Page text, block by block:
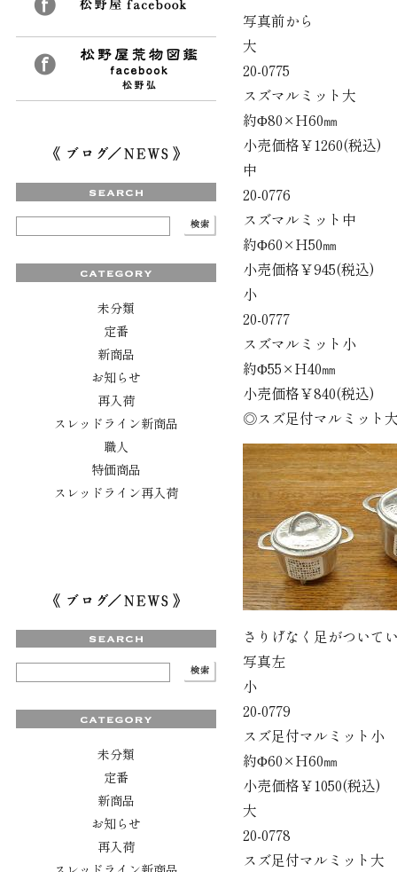
未分類
定番
新商品
お知らせ
再入荷
スレッドライン新商品
職人
特価商品
スレッドライン再入荷
未分類
定番
新商品
お知らせ
再入荷
写真前から
大
20-0775
スズマルミット大
約Φ80×H60㎜
小売価格￥1260(税込)
中
20-0776
スズマルミット中
約Φ60×H50㎜
小売価格￥945(税込)
小
20-0777
スズマルミット小
約Φ55×H40㎜
小売価格￥840(税込)
◎スズ足付マルミット
さりげなく足がついて
写真左
小
20-0779
スズ足付マルミット小
約Φ60×H60㎜
小売価格￥1050(税込)
大
20-0778
スズ足付マルミット大